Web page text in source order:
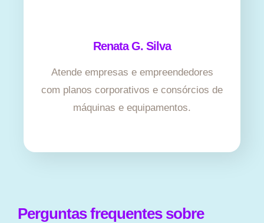
Renata G. Silva
Atende empresas e empreendedores
com planos corporativos e consórcios de
máquinas e equipamentos.
Perguntas frequentes sobre